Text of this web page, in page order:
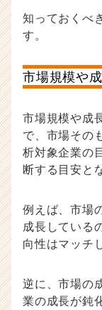
知っておくべ
す。
市場規模や
市場規模や成
で、市場その
析対象企業の
断する目安と
例えば、市場
成長している
向性はマッチ
逆に、市場の
業の成長が鈍